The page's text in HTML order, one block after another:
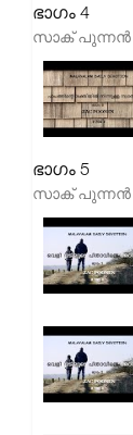
ഭാഗം 4
സാക് പുന്നൻ
ഭാഗം 5
സാക് പുന്നൻ